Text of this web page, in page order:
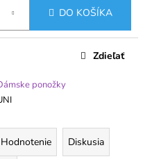
DO KOŠÍKA
ponožky
Zdieľať
Hodnotenie Diskusia